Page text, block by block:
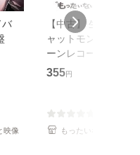
バ
映像
【中古】 生命力 / チ
ャットモンチー / キュ
ーンレコード [CD]
【メール便送料無料】
355円
もったいない本舗